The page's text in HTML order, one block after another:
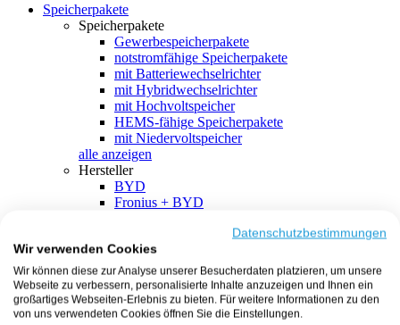
Speicherpakete
Speicherpakete
Gewerbespeicherpakete
notstromfähige Speicherpakete
mit Batteriewechselrichter
mit Hybridwechselrichter
mit Hochvoltspeicher
HEMS-fähige Speicherpakete
mit Niedervoltspeicher
alle anzeigen
Hersteller
BYD
Fronius + BYD
SMA + BYD
EcoFlow
EcoFlow + EcoFlow
FENECON
FENECON + FENECON
Datenschutzbestimmungen
Wir verwenden Cookies
Wir können diese zur Analyse unserer Besucherdaten platzieren, um unsere
Webseite zu verbessern, personalisierte Inhalte anzuzeigen und Ihnen ein
großartiges Webseiten-Erlebnis zu bieten. Für weitere Informationen zu den
von uns verwendeten Cookies öffnen Sie die Einstellungen.